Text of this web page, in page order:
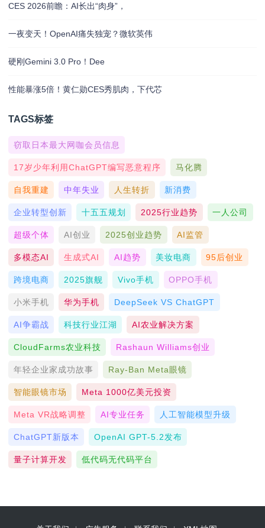
CES 2026前瞻：AI长出“肉身”，
一夜变天！OpenAI痛失独宠？微软英伟
硬刚Gemini 3.0 Pro！Dee
性能暴涨5倍！黄仁勋CES秀肌肉，下代芯
TAGS标签
窃取日本最大网咖会员信息
17岁少年利用ChatGPT编写恶意程序 马化腾
自我重建 中年失业 人生转折 新消费
企业转型创新 十五五规划 2025行业趋势 一人公司
超级个体 AI创业 2025创业趋势 AI监管
多模态AI 生成式AI AI趋势 美妆电商 95后创业
跨境电商 2025旗舰 Vivo手机 OPPO手机
小米手机 华为手机 DeepSeek VS ChatGPT
AI争霸战 科技行业江湖 AI农业解决方案
CloudFarms农业科技 Rashaun Williams创业
年轻企业家成功故事 Ray-Ban Meta眼镜
智能眼镜市场 Meta 1000亿美元投资
Meta VR战略调整 AI专业任务 人工智能模型升级
ChatGPT新版本 OpenAI GPT-5.2发布
量子计算开发 低代码无代码平台